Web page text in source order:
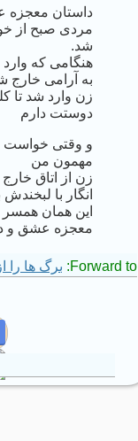
داستان
مردی صبح از
شد.
هنگامی که وارد
به آرامی خارج
زن وارد شد تا
دوستت دارم
و وقتی خواست
مهمون من
زن از اتاق
انگار با
این همان
معجزه عشق و
Forward to: برگ ها را